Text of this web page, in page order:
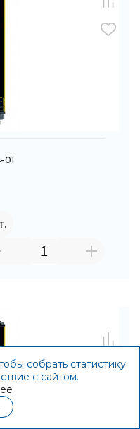
собрать статистику
с сайтом.